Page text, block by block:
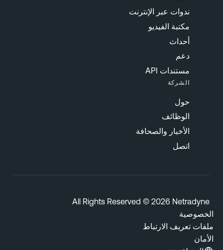
ندوات عبر الإنترنت
مكتبة الفيديو
أحداث
مستندات API
الشركة
الوظائف
الأخبار والصحافة
اتصل
All Rights Reserved © 2026
تعريف الارتباط